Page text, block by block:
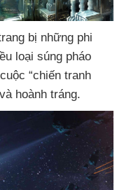
bị những phi
loại súng pháo
“chiến tranh
và hoành tráng.